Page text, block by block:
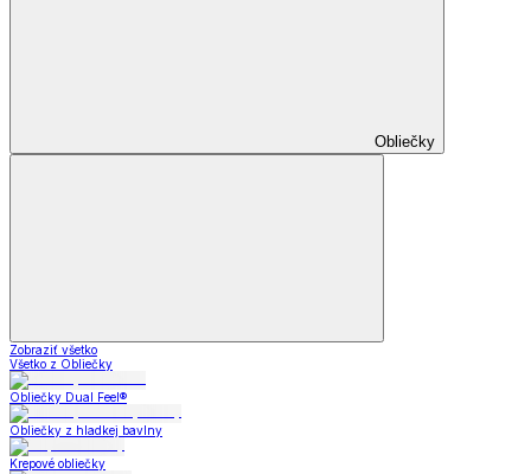
Obliečky
Zobraziť všetko
Všetko z Obliečky
Obliečky Dual Feel®
Obliečky z hladkej bavlny
Krepové obliečky